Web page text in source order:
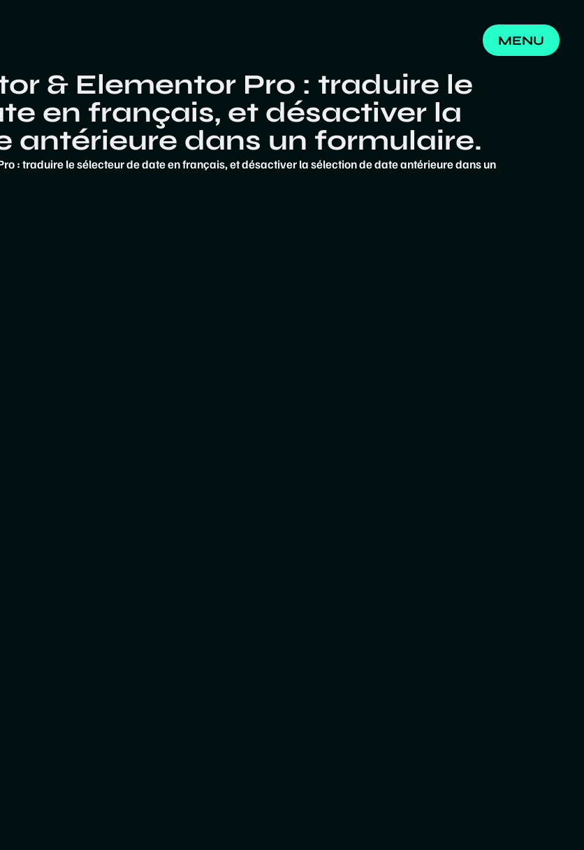
MENU
& Elementor Pro : traduire le
en français, et désactiver la
antérieure dans un formulaire.
: traduire le sélecteur de date en français, et désactiver la sélection de date antérieure dans un